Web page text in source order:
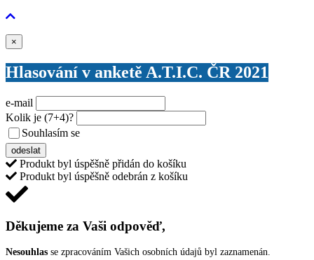
×
Hlasování v anketě A.T.I.C. ČR 2021
e-mail
Kolik je (7+4)?
Souhlasím se
odeslat
Produkt byl úspěšně přidán do košíku
Produkt byl úspěšně odebrán z košíku
Děkujeme za Vaši odpověď,
Nesouhlas se zpracováním Vašich osobních údajů byl zaznamenán.